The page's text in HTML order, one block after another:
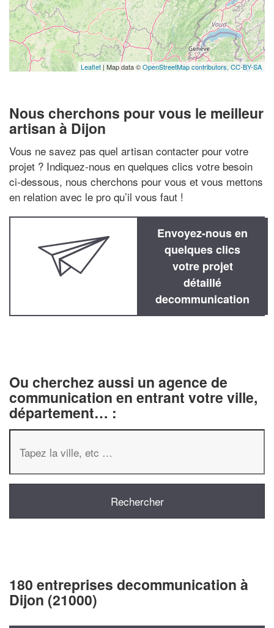
Leaflet | Map data ©OpenStreetMap contributors, CC-BY-SA
Nous cherchons pour vous le meilleur
artisan à Dijon
Vous ne savez pas quel artisan contacter pour votre
projet ? Indiquez-nous en quelques clics votre besoin
ci-dessous, nous cherchons pour vous et vous mettons
en relation avec le pro qu’il vous faut !
Envoyez-nous en
quelques clics
votre projet
détaillé
decommunication
Ou cherchez aussi un agence de
communication en entrant votre ville,
département… :
180 entreprises decommunication à
Dijon (21000)